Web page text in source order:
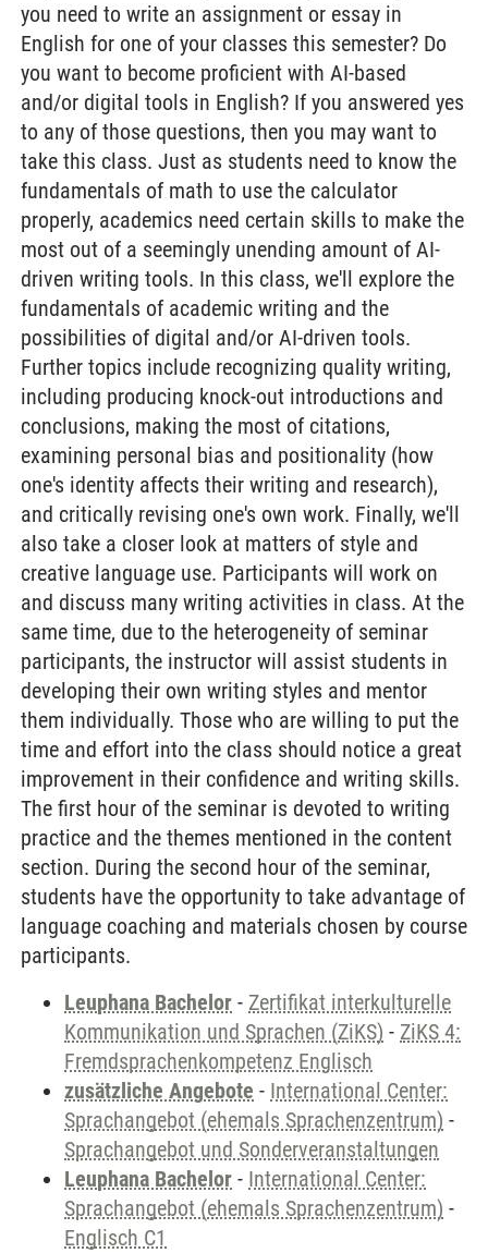
you need to write an assignment or essay in
English for one of your classes this semester? Do
you want to become proficient with AI-based
and/or digital tools in English? If you answered yes
to any of those questions, then you may want to
take this class. Just as students need to know the
fundamentals of math to use the calculator
properly, academics need certain skills to make the
most out of a seemingly unending amount of AI-
driven writing tools. In this class, we'll explore the
fundamentals of academic writing and the
possibilities of digital and/or AI-driven tools.
Further topics include recognizing quality writing,
including producing knock-out introductions and
conclusions, making the most of citations,
examining personal bias and positionality (how
one's identity affects their writing and research),
and critically revising one's own work. Finally, we'll
also take a closer look at matters of style and
creative language use. Participants will work on
and discuss many writing activities in class. At the
same time, due to the heterogeneity of seminar
participants, the instructor will assist students in
developing their own writing styles and mentor
them individually. Those who are willing to put the
time and effort into the class should notice a great
improvement in their confidence and writing skills.
The first hour of the seminar is devoted to writing
practice and the themes mentioned in the content
section. During the second hour of the seminar,
students have the opportunity to take advantage of
language coaching and materials chosen by course
participants.
Leuphana Bachelor - Zertifikat interkulturelle
Kommunikation und Sprachen (ZiKS) - ZiKS 4:
Fremdsprachenkompetenz Englisch
zusätzliche Angebote - International Center:
Sprachangebot (ehemals Sprachenzentrum) -
Sprachangebot und Sonderveranstaltungen
Leuphana Bachelor - International Center:
Sprachangebot (ehemals Sprachenzentrum) -
Englisch C1